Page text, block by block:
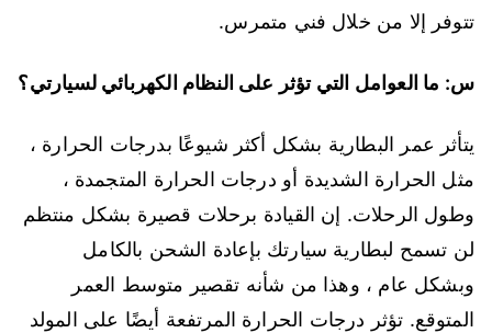
تتوفر إلا من خلال فني متمرس.
س: ما العوامل التي تؤثر على النظام الكهربائي لسيارتي؟
يتأثر عمر البطارية بشكل أكثر شيوعًا بدرجات الحرارة ،
مثل الحرارة الشديدة أو درجات الحرارة المتجمدة ،
وطول الرحلات. إن القيادة برحلات قصيرة بشكل منتظم
لن تسمح لبطارية سيارتك بإعادة الشحن بالكامل
وبشكل عام ، وهذا من شأنه تقصير متوسط ​​العمر
المتوقع. تؤثر درجات الحرارة المرتفعة أيضًا على المولد